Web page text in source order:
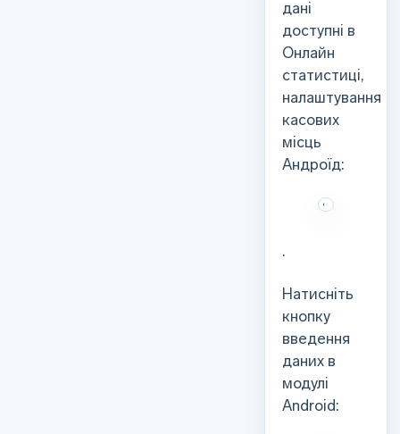
дані
доступні в
Онлайн
статистиці,
налаштування
касових
місць
Андроїд:
.
Натисніть
кнопку
введення
даних в
модулі
Android: